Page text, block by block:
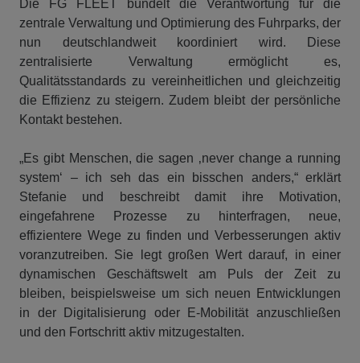
Die FG FLEET bündelt die Verantwortung für die
zentrale Verwaltung und Optimierung des Fuhrparks, der
nun deutschlandweit koordiniert wird. Diese
zentralisierte Verwaltung ermöglicht es,
Qualitätsstandards zu vereinheitlichen und gleichzeitig
die Effizienz zu steigern. Zudem bleibt der persönliche
Kontakt bestehen.
„Es gibt Menschen, die sagen ‚never change a running
system‘ – ich seh das ein bisschen anders,“ erklärt
Stefanie und beschreibt damit ihre Motivation,
eingefahrene Prozesse zu hinterfragen, neue,
effizientere Wege zu finden und Verbesserungen aktiv
voranzutreiben. Sie legt großen Wert darauf, in einer
dynamischen Geschäftswelt am Puls der Zeit zu
bleiben, beispielsweise um sich neuen Entwicklungen
in der Digitalisierung oder E-Mobilität anzuschließen
und den Fortschritt aktiv mitzugestalten.